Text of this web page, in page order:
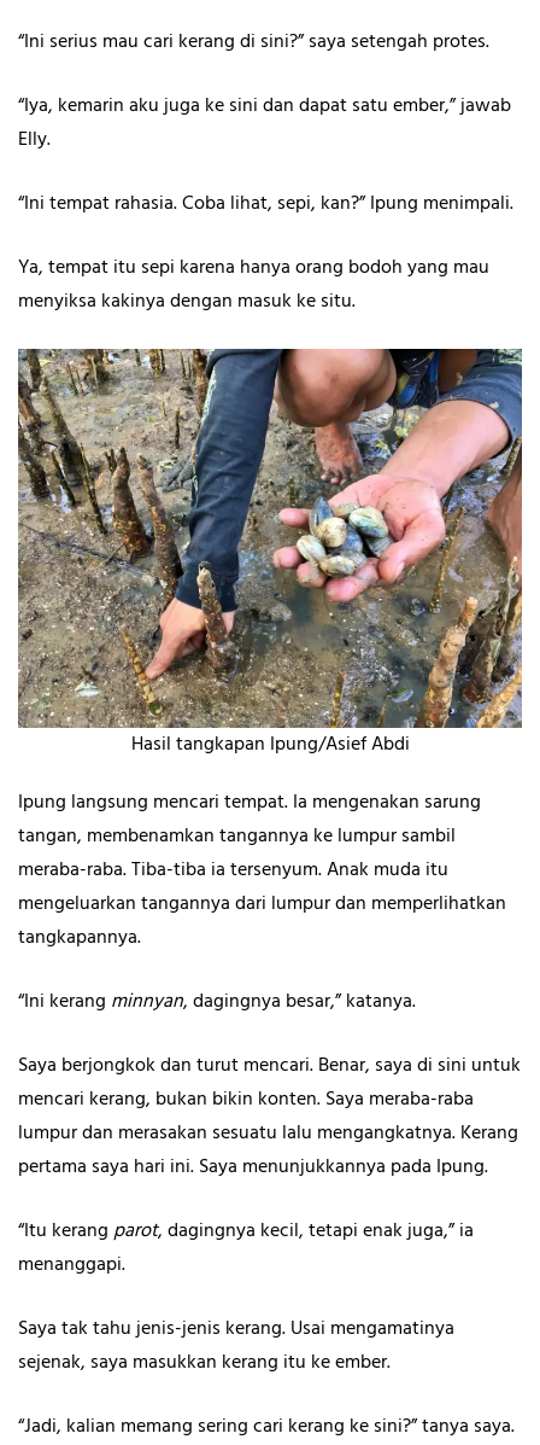
“Ini serius mau cari kerang di sini?” saya setengah protes.
“Iya, kemarin aku juga ke sini dan dapat satu ember,” jawab
Elly.
“Ini tempat rahasia. Coba lihat, sepi, kan?” Ipung menimpali.
Ya, tempat itu sepi karena hanya orang bodoh yang mau
menyiksa kakinya dengan masuk ke situ.
Hasil tangkapan Ipung/Asief Abdi
Ipung langsung mencari tempat. Ia mengenakan sarung
tangan, membenamkan tangannya ke lumpur sambil
meraba-raba. Tiba-tiba ia tersenyum. Anak muda itu
mengeluarkan tangannya dari lumpur dan memperlihatkan
tangkapannya.
“Ini kerang minnyan, dagingnya besar,” katanya.
Saya berjongkok dan turut mencari. Benar, saya di sini untuk
mencari kerang, bukan bikin konten. Saya meraba-raba
lumpur dan merasakan sesuatu lalu mengangkatnya. Kerang
pertama saya hari ini. Saya menunjukkannya pada Ipung.
“Itu kerangparot, dagingnya kecil, tetapi enak juga,” ia
menanggapi.
Saya tak tahu jenis-jenis kerang. Usai mengamatinya
sejenak, saya masukkan kerang itu ke ember.
“Jadi, kalian memang sering cari kerang ke sini?” tanya saya.